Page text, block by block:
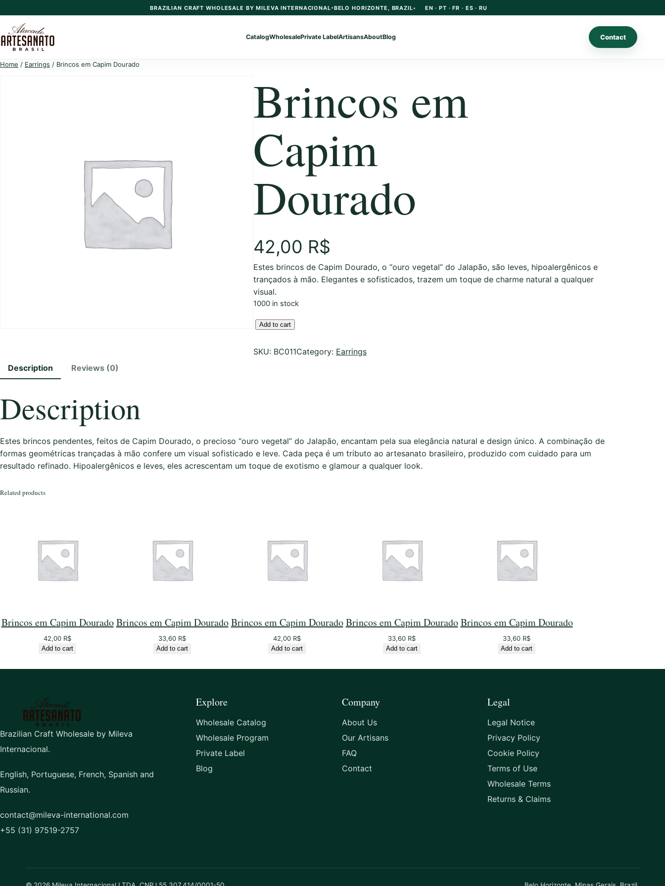
to
content
BRAZILIAN CRAFT WHOLESALE BY MILEVA INTERNACIONAL BELO HORIZONTE, BRAZIL EN · PT · FR · ES · RU
CatalogWholesalePrivate LabelArtisansAboutBlog Contact
Home / Earrings / Brincos em Capim Dourado
Brincos em
Capim
Dourado
42,00 R$
Estes brincos de Capim Dourado, o “ouro vegetal” do Jalapão, são leves, hipoalergênicos e
trançados à mão. Elegantes e sofisticados, trazem um toque de charme natural a qualquer
visual.
1000 in stock
i
n
y
Add to cart
SKU: BC011Category: Earrings
Description
Reviews (0)
Description
Estes brincos pendentes, feitos de Capim Dourado, o precioso “ouro vegetal” do Jalapão, encantam pela sua elegância natural e design único. A combinação de
formas geométricas trançadas à mão confere um visual sofisticado e leve. Cada peça é um tributo ao artesanato brasileiro, produzido com cuidado para um
resultado refinado. Hipoalergênicos e leves, eles acrescentam um toque de exotismo e glamour a qualquer look.
Related products
Brincos em Capim Dourado
42,00 R$
Add to cart
Brincos em Capim Dourado
33,60 R$
Add to cart
Brincos em Capim Dourado
42,00 R$
Add to cart
Brincos em Capim Dourado
33,60 R$
Add to cart
Brincos em Capim Dourado
33,60 R$
Add to cart
Brazilian Craft Wholesale by Mileva
Internacional.
English, Portuguese, French, Spanish and
Russian.
contact@mileva-international.com
+55 (31) 97519-2757
Explore
Wholesale Catalog
Wholesale Program
Private Label
Blog
Company
About Us
Our Artisans
FAQ
Contact
Legal
Legal Notice
Privacy Policy
Cookie Policy
Terms of Use
Wholesale Terms
Returns & Claims